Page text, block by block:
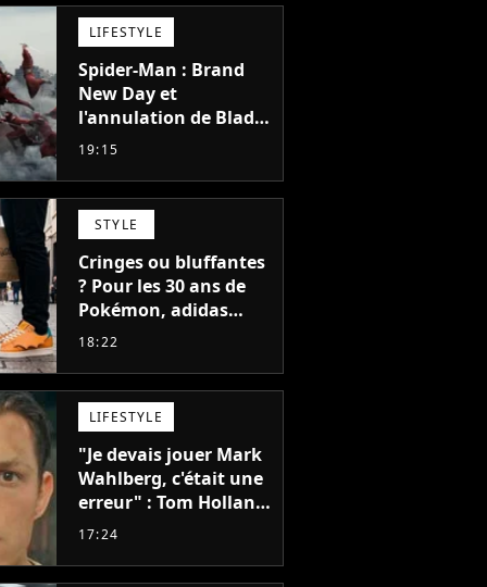
LIFESTYLE
Spider-Man : Brand
New Day et
l'annulation de Blade
montrent que Marvel
faire quoi que ce soit
de simple
19:15
STYLE
Cringes ou bluffantes
? Pour les 30 ans de
Pokémon, adidas
dévoile une énorme
et je ne sais pas quoi
en penser
18:22
LIFESTYLE
"Je devais jouer Mark
Wahlberg, c'était une
erreur" : Tom Holland,
la star de Spider-Man,
blockbuster
17:24